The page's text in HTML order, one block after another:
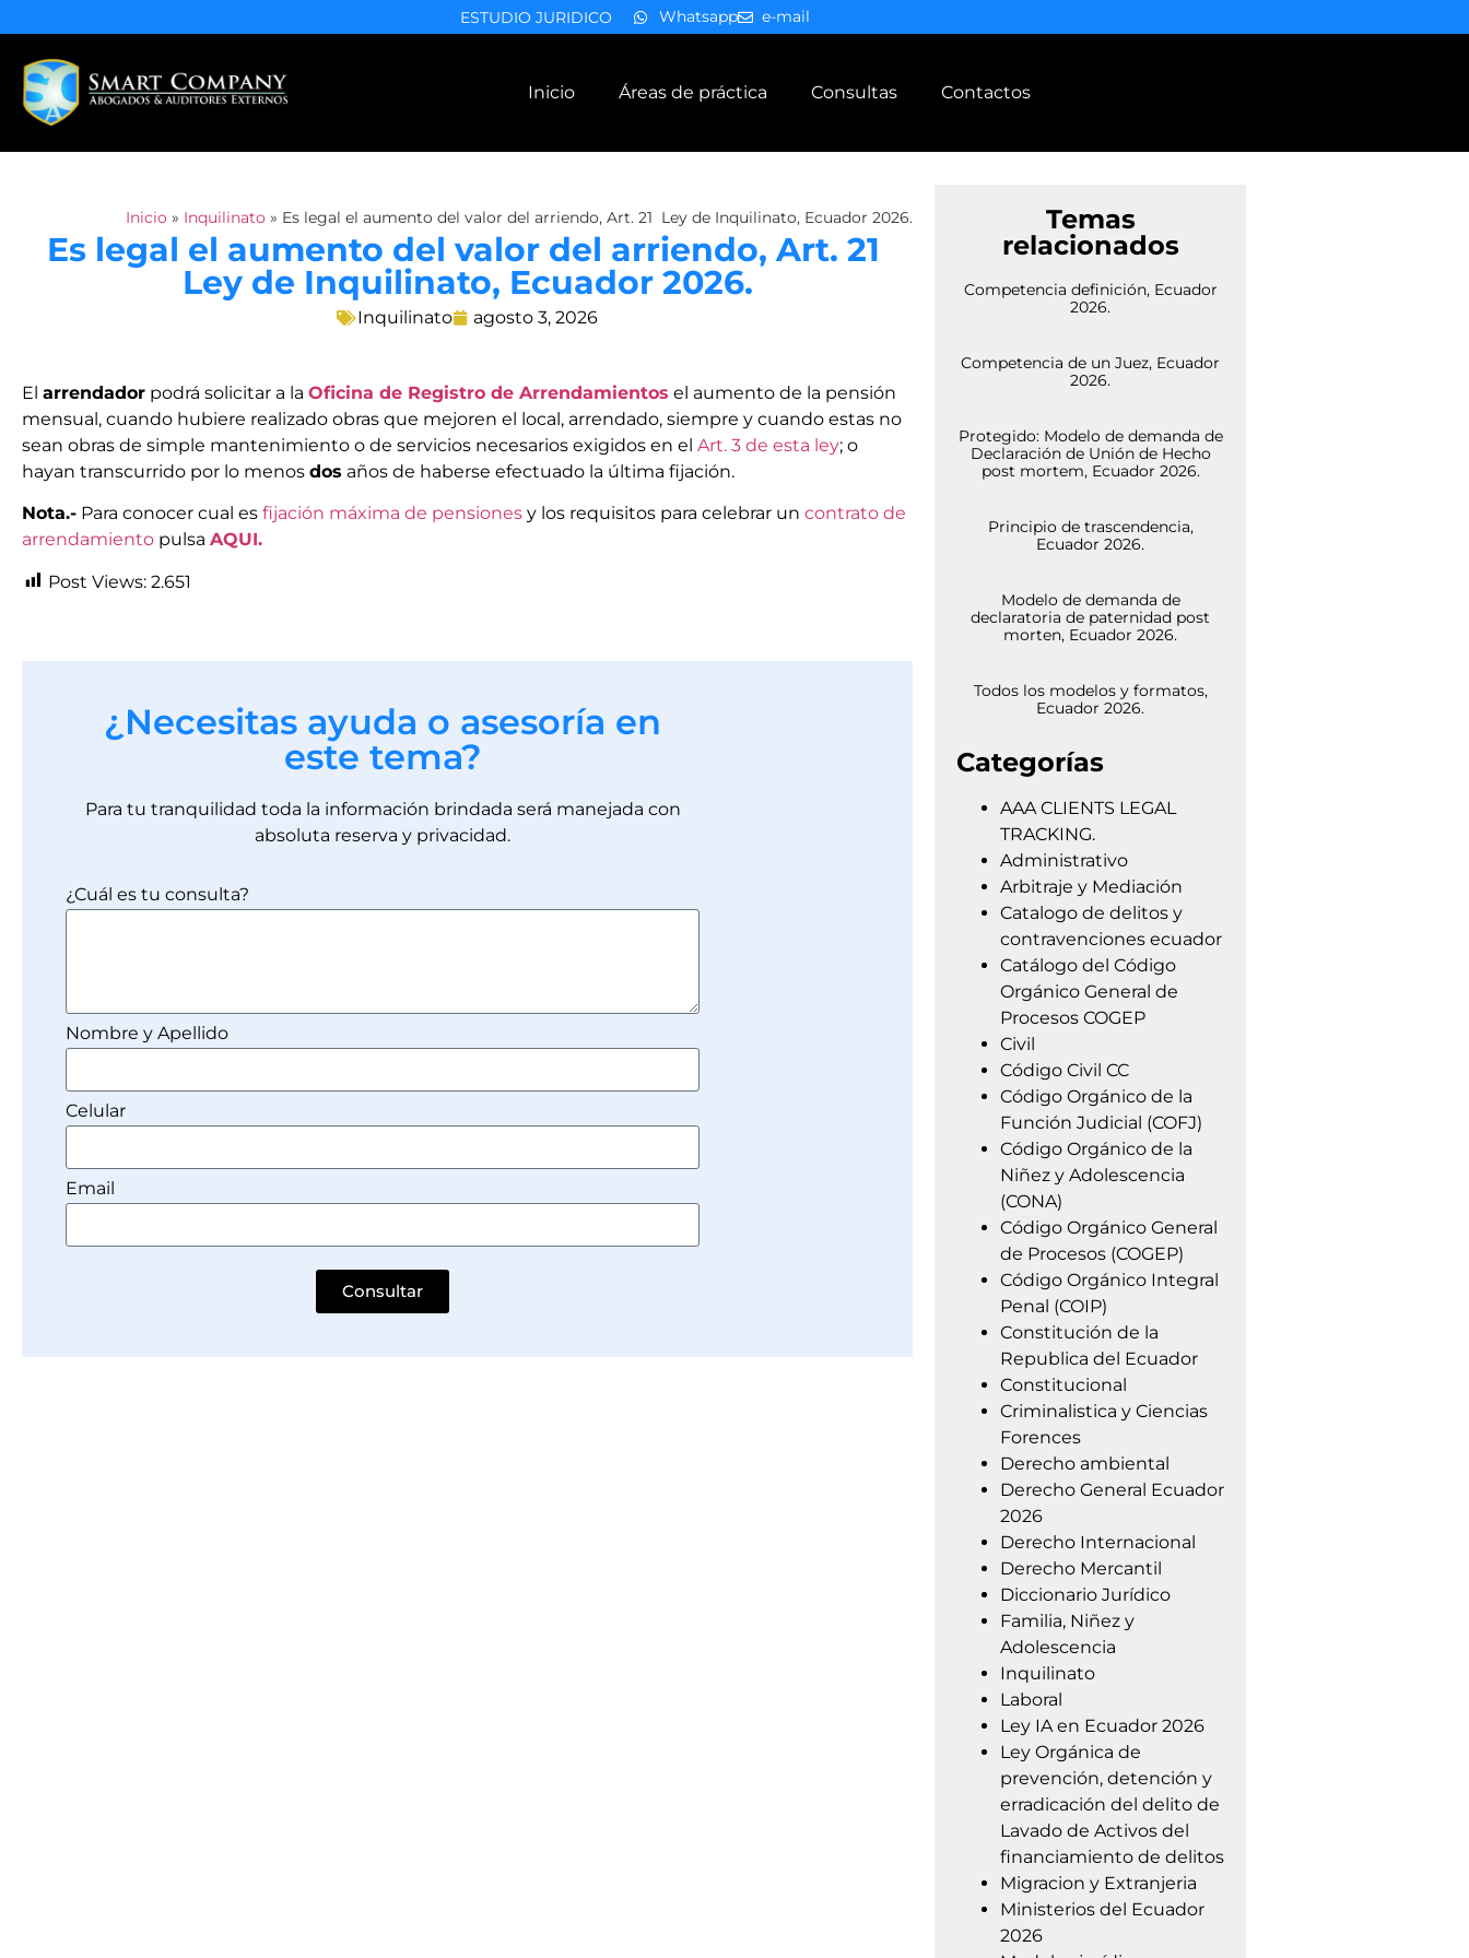
ESTUDIO JURIDICO Whatsapp e-mail
Inicio Áreas de práctica Consultas Contactos
Inicio » Inquilinato » Es legal el aumento del valor del arriendo, Art. 21 Ley de Inquilinato, Ecuador 2026.
Es legal el aumento del valor del arriendo, Art. 21
Ley de Inquilinato, Ecuador 2026.
Inquilinato agosto 3, 2026
El arrendador podrá solicitar a la Oficina de Registro de Arrendamientos el aumento de la pensión
mensual, cuando hubiere realizado obras que mejoren el local, arrendado, siempre y cuando estas no
sean obras de simple mantenimiento o de servicios necesarios exigidos en el Art. 3 de esta ley; o
hayan transcurrido por lo menos dos años de haberse efectuado la última fijación.
Nota.- Para conocer cual es fijación máxima de pensiones y los requisitos para celebrar un contrato de
arrendamiento pulsa AQUI.
Post Views: 2.651
¿Necesitas ayuda o asesoría en
este tema?
Para tu tranquilidad toda la información brindada será manejada con
absoluta reserva y privacidad.
¿Cuál es tu consulta?
Nombre y Apellido
Celular
Email
Consultar
Temas
relacionados
Competencia definición, Ecuador
2026.
Competencia de un Juez, Ecuador
2026.
Protegido: Modelo de demanda de
Declaración de Unión de Hecho
post mortem, Ecuador 2026.
Principio de trascendencia,
Ecuador 2026.
Modelo de demanda de
declaratoria de paternidad post
morten, Ecuador 2026.
Todos los modelos y formatos,
Ecuador 2026.
Categorías
AAA CLIENTS LEGAL
TRACKING.
Administrativo
Arbitraje y Mediación
Catalogo de delitos y
contravenciones ecuador
Catálogo del Código
Orgánico General de
Procesos COGEP
Civil
Código Civil CC
Código Orgánico de la
Función Judicial (COFJ)
Código Orgánico de la
Niñez y Adolescencia
(CONA)
Código Orgánico General
de Procesos (COGEP)
Código Orgánico Integral
Penal (COIP)
Constitución de la
Republica del Ecuador
Constitucional
Criminalistica y Ciencias
Forences
Derecho ambiental
Derecho General Ecuador
2026
Derecho Internacional
Derecho Mercantil
Diccionario Jurídico
Familia, Niñez y
Adolescencia
Inquilinato
Laboral
Ley IA en Ecuador 2026
Ley Orgánica de
prevención, detención y
erradicación del delito de
Lavado de Activos del
financiamiento de delitos
Migracion y Extranjeria
Ministerios del Ecuador
2026